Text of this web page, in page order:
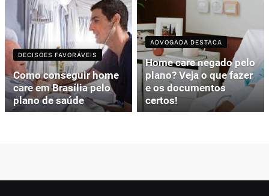
DECISÕES FAVORÁVEIS
Como conseguir home
care em Brasília pelo
plano de saúde
ADVOGADA DESTACA
Home care negado pelo
plano? Veja o que fazer
e os documentos
certos!